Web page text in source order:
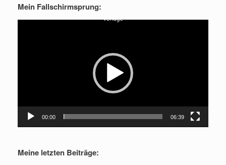
Mein Fallschirmsprung:
00:00 06:39
Meine letzten Beiträge: